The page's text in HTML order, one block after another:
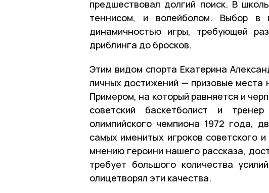
предшествовал долгий поиск. В
теннисом, и волейболом. Выбор в
динамичностью игры, требующей
дриблинга до бросков.
Этим видом спорта Екатерина
личных достижений — призовые
Примером, на который равняется и
советский баскетболист и
олимпийского чемпиона 1972 года,
самых именитых игроков советского
мнению героини нашего рассказа,
требует большого количества
олицетворял эти качества.